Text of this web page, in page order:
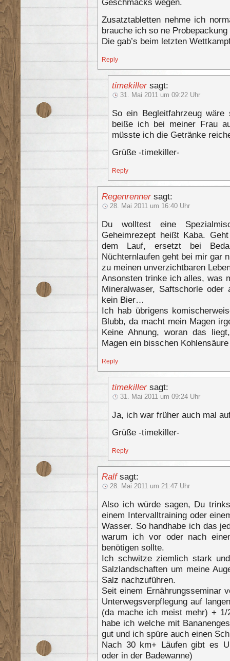
Zusatztabletten nehme ich
brauche ich so ne
Die gab’s beim letzten
Reply
timekiller sagt:
31. Mai 2011 um 09:22 Uhr
So ein Begleitfahrzeug
beiße ich bei meiner Frau
müsste ich die Getränke
Grüße -timekiller-
Reply
Regenrenner sagt:
28. Mai 2011 um 16:40 Uhr
Du wolltest eine
Geheimrezept heißt Kaba.
dem Lauf, ersetzt bei
Nüchternlaufen geht bei mir gar
zu meinen unverzichtbaren
Ansonsten trinke ich alles, was
Mineralwaser, Saftschorle
kein Bier…
Ich hab übrigens
Blubb, da macht mein Magen
Keine Ahnung, woran das
Magen ein bisschen
Reply
timekiller sagt:
31. Mai 2011 um 09:24 Uhr
Ja, ich war früher auch mal
Grüße -timekiller-
Reply
Ralf sagt:
28. Mai 2011 um 21:47 Uhr
Also ich würde sagen, Du
einem Intervalltraining oder
Wasser. So handhabe ich das
warum ich vor oder nach
benötigen sollte.
Ich schwitze ziemlich stark
Salzlandschaften um meine
Salz nachzuführen.
Seit einem Ernährungsseminar
Unterwegsverpflegung auf
(da mache ich meist mehr) +
habe ich welche mit
gut und ich spüre auch einen
Nach 30 km+ Läufen gibt es
oder in der Badewanne)